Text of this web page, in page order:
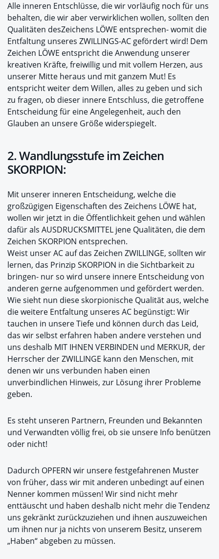
Alle inneren Entschlüsse, die wir vorläufig noch für uns
behalten, die wir aber verwirklichen wollen, sollten den
Qualitäten desZeichens LÖWE entsprechen- womit die
Entfaltung unseres ZWILLINGS-AC gefördert wird! Dem
Zeichen LÖWE entspricht die Anwendung unserer
kreativen Kräfte, freiwillig und mit vollem Herzen, aus
unserer Mitte heraus und mit ganzem Mut! Es
entspricht weiter dem Willen, alles zu geben und sich
zu fragen, ob dieser innere Entschluss, die getroffene
Entscheidung für eine Angelegenheit, auch den
Glauben an unsere Größe widerspiegelt.
2. Wandlungsstufe im Zeichen
SKORPION:
Mit unserer inneren Entscheidung, welche die
großzügigen Eigenschaften des Zeichens LÖWE hat,
wollen wir jetzt in die Öffentlichkeit gehen und wählen
dafür als AUSDRUCKSMITTEL jene Qualitäten, die dem
Zeichen SKORPION entsprechen.
Weist unser AC auf das Zeichen ZWILLINGE, sollten wir
lernen, das Prinzip SKORPION in die Sichtbarkeit zu
bringen- nur so wird unsere innere Entscheidung von
anderen gerne aufgenommen und gefördert werden.
Wie sieht nun diese skorpionische Qualität aus, welche
die weitere Entfaltung unseres AC begünstigt: Wir
tauchen in unsere Tiefe und können durch das Leid,
das wir selbst erfahren haben andere verstehen und
uns deshalb MIT IHNEN VERBINDEN und MERKUR, der
Herrscher der ZWILLINGE kann den Menschen, mit
denen wir uns verbunden haben einen
unverbindlichen Hinweis, zur Lösung ihrer Probleme
geben.
Es steht unseren Partnern, Freunden und Bekannten
und Verwandten völlig frei, ob sie unsere Info benützen
oder nicht!
Dadurch OPFERN wir unsere festgefahrenen Muster
von früher, dass wir mit anderen unbedingt auf einen
Nenner kommen müssen! Wir sind nicht mehr
enttäuscht und haben deshalb nicht mehr die Tendenz
uns gekränkt zurückzuziehen und ihnen auszuweichen
um ihnen nur ja nichts von unserem Besitz, unserem
„Haben“ abgeben zu müssen.